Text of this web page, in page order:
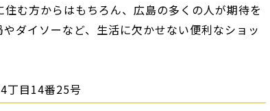
む方からはもちろん、広島の多くの人が期待を
ダイソーなど、生活に欠かせない便利なショッ
丁目14番25号